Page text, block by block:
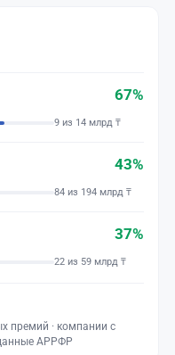
67%
9 из 14 млрд ₸
43%
84 из 194 млрд ₸
37%
22 из 59 млрд ₸
премий · компании с
АРРФР